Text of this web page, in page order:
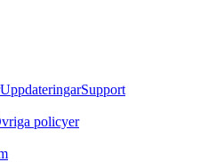
UppdateringarSupport
policyer